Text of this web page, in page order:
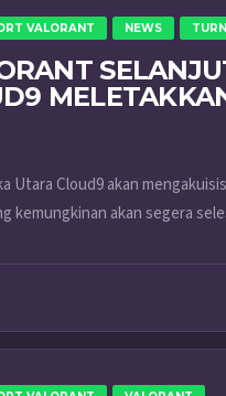
VALORANT NEWS
Utara Cloud9 akan
kemungkinan akan segera